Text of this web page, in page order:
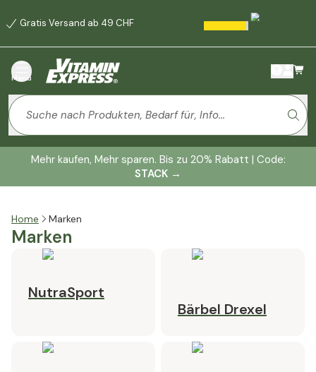
Gratis Versand ab 49 CHF
Menü
Mehr kaufen, Mehr sparen. Bis zu 20% Rabatt | Code:
STACK →
Home Marken
Marken
NutraSport
Bärbel Drexel